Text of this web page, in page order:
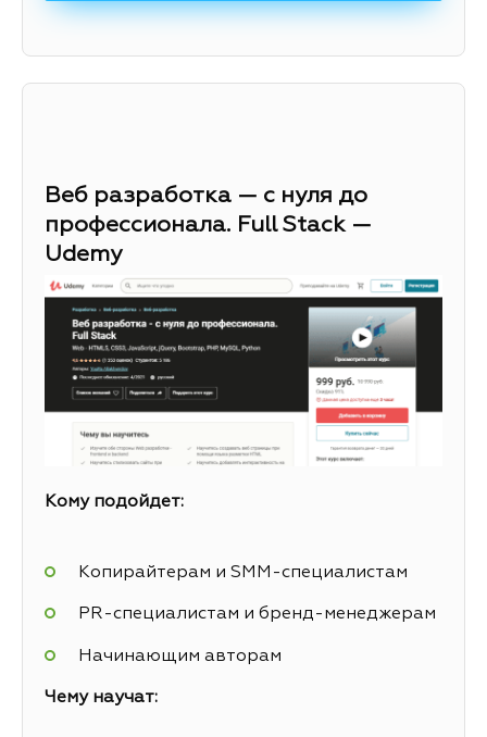
Веб разработка — с нуля до
профессионала. Full Stack —
Udemy
Кому подойдет:
Копирайтерам и SMM-специалистам
PR-специалистам и бренд-менеджерам
Начинающим авторам
Чему научат: